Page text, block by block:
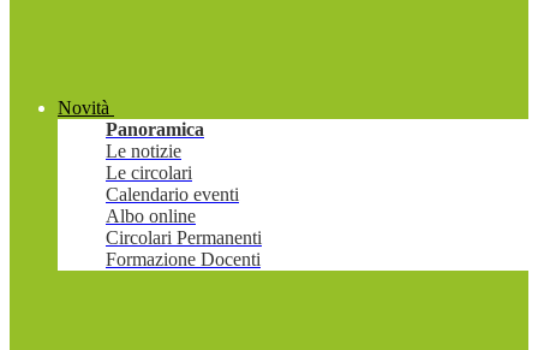
Novità
Panoramica
Le notizie
Le circolari
Calendario eventi
Albo online
Circolari Permanenti
Formazione Docenti